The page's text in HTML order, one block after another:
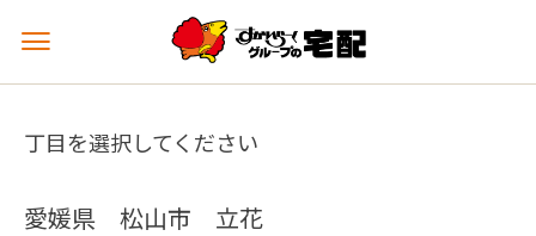
メ
ュ
を
丁目を選択してください
愛媛県 松山市 立花